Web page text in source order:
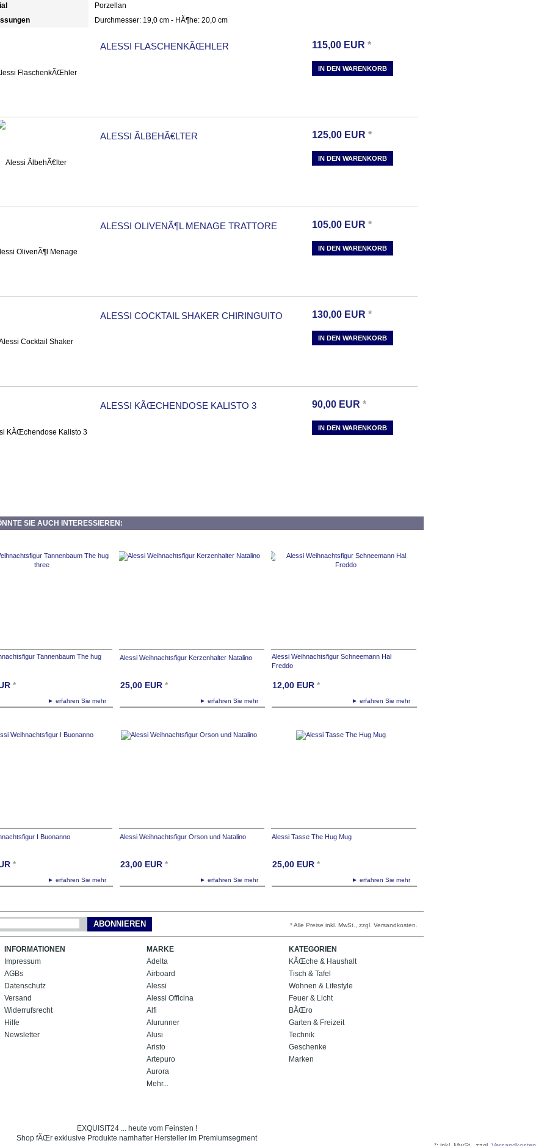
Porzellan
Durchmesser: 19,0 cm - HÃ¶he: 20,0 cm
ALESSI FLASCHENKÃŒHLER 115,00 EUR *
IN DEN WARENKORB
ALESSI ÃLBEHÃ€LTER 125,00 EUR *
IN DEN WARENKORB
ALESSI OLIVENÃ¶L MENAGE TRATTORE 105,00 EUR *
IN DEN WARENKORB
ALESSI COCKTAIL SHAKER CHIRINGUITO 130,00 EUR *
IN DEN WARENKORB
ALESSI KÃŒCHENDOSE KALISTO 3 90,00 EUR *
IN DEN WARENKORB
SIE AUCH INTERESSIEREN:
Tannenbaum The hug
► erfahren Sie mehr
*
Alessi Weihnachtsfigur Kerzenhalter Natalino
► erfahren Sie mehr
25,00 EUR *
Alessi Weihnachtsfigur Schneemann Hal
Freddo
► erfahren Sie mehr
12,00 EUR *
I Buonanno
► erfahren Sie mehr
*
Alessi Weihnachtsfigur Orson und Natalino
► erfahren Sie mehr
23,00 EUR *
Alessi Tasse The Hug Mug
► erfahren Sie mehr
25,00 EUR *
ABONNIEREN * Alle Preise inkl. MwSt., zzgl. Versandkosten.
INFORMATIONEN
Impressum
AGBs
Datenschutz
Versand
Widerrufsrecht
Hilfe
Newsletter
MARKE
Adelta
Airboard
Alessi
Alessi Officina
Alfi
Alurunner
Alusi
Aristo
Artepuro
Aurora
Mehr...
KATEGORIEN
KÃŒche & Haushalt
Tisch & Tafel
Wohnen & Lifestyle
Feuer & Licht
BÃŒro
Garten & Freizeit
Technik
Geschenke
Marken
EXQUISIT24 ... heute vom Feinsten !
Shop fÃŒr exklusive Produkte namhafter Hersteller im Premiumsegment